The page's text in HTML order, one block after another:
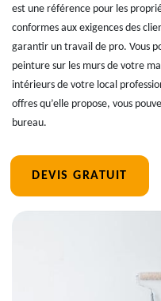
est une référence pour les
conformes aux exigences des
garantir un travail de pro. Vous
peinture sur les murs de votre
intérieurs de votre local
offres qu’elle propose, vous
bureau.
DEVIS GRATUIT